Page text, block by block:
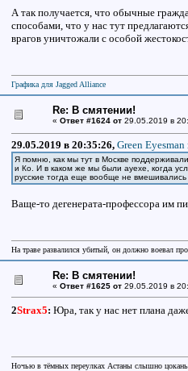
А так получается, что обычные
способами, что у нас тут
врагов уничтожали с особой
Графика для Jagged Alliance
Re: В смятении!
« Ответ #1624 от29.05.2019 в
29.05.2019 в 20:35:26, Green Eyesman
Я помню, как мы тут в Москве
и Ко. И в каком же мы были ауехе, когда
русские тогда еще вообще не
Ваще-то дегенерата-профессора им
На траве развалился убитый, он должно воевал
Re: В смятении!
« Ответ #1625 от29.05.2019 в
2Strax5: Юра, так у нас нет плана
Ночью в тёмных переулках Астаны слышно